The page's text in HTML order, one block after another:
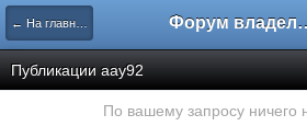
← На главную Форум
Публикации aay92
По вашему запросу ничего